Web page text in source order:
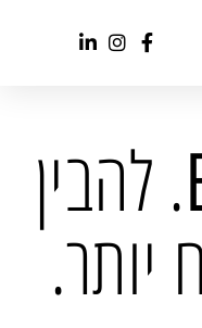
. להבין
יותר.